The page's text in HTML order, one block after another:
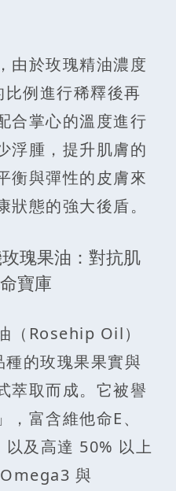
由於玫瑰精油濃度
例進行稀釋後再
合掌心的溫度進行
浮腫，提升肌膚的
衡與彈性的皮膚來
態的強大後盾。
瑰果油：對抗肌
寶庫
（Rosehip Oil）
的玫瑰果果實與
萃取而成。它被譽
富含維他命E、
以及高達 50% 以上
與